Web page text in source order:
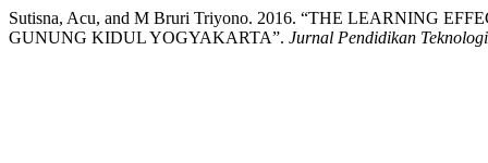
Sutisna, Acu, and M Bruri Triyono. 2016. “THE LEARNING
GUNUNG KIDUL YOGYAKARTA”. Jurnal Pendidikan